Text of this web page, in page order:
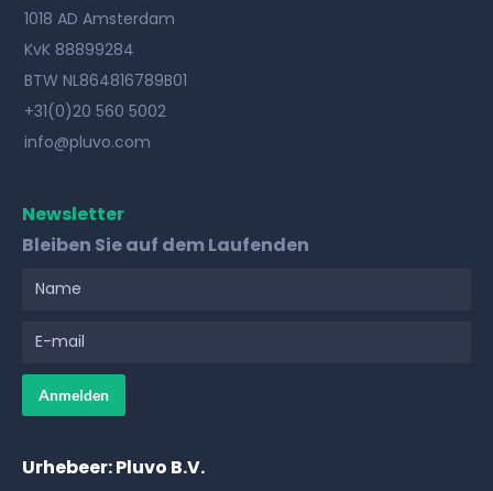
1018 AD Amsterdam
KvK 88899284
BTW NL864816789B01
+31(0)20 560 5002
info@pluvo.com
Newsletter
Bleiben Sie auf dem Laufenden
Urhebeer: Pluvo B.V.